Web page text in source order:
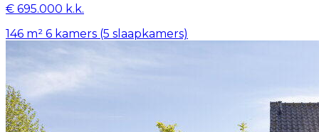
€ 695.000 k.k.
146 m² 6 kamers (5 slaapkamers)